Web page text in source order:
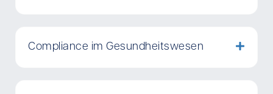
Compliance im Gesundheitswesen